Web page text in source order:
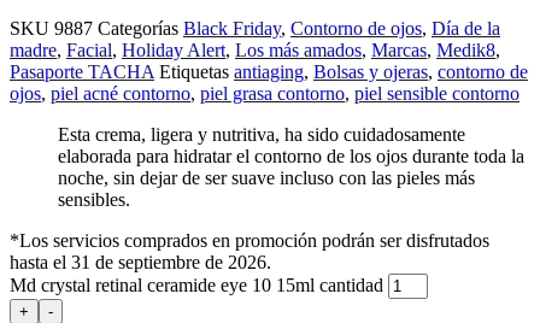
SKU 9887 Categorías Black Friday, Contorno de ojos, Día de la
madre, Facial, Holiday Alert, Los más amados, Marcas, Medik8,
Pasaporte TACHA Etiquetas antiaging, Bolsas y ojeras, contorno de
ojos, piel acné contorno, piel grasa contorno, piel sensible contorno
Esta crema, ligera y nutritiva, ha sido cuidadosamente
elaborada para hidratar el contorno de los ojos durante toda la
noche, sin dejar de ser suave incluso con las pieles más
sensibles.
*Los servicios comprados en promoción podrán ser disfrutados
hasta el 31 de septiembre de 2026.
Md crystal retinal ceramide eye 10 15ml cantidad
+
-